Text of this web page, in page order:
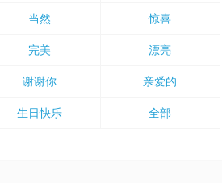
当然 惊喜
完美 漂亮
谢谢你 亲爱的
生日快乐 全部